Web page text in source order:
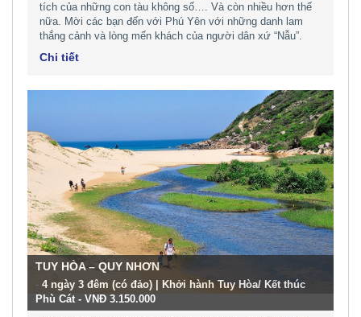
tích của những con tàu không số…. Và còn nhiều hơn thế
nữa. Mời các bạn đến với Phú Yên với những danh lam
thắng cảnh và lòng mến khách của người dân xứ “Nẫu”.
Chi tiết
TUY HÒA – QUY NHƠN
- 4 ngày 3 đêm (có đảo) | Khởi hành Tuy Hòa/ Kết thúc
Phù Cát - VNĐ 3.150.000